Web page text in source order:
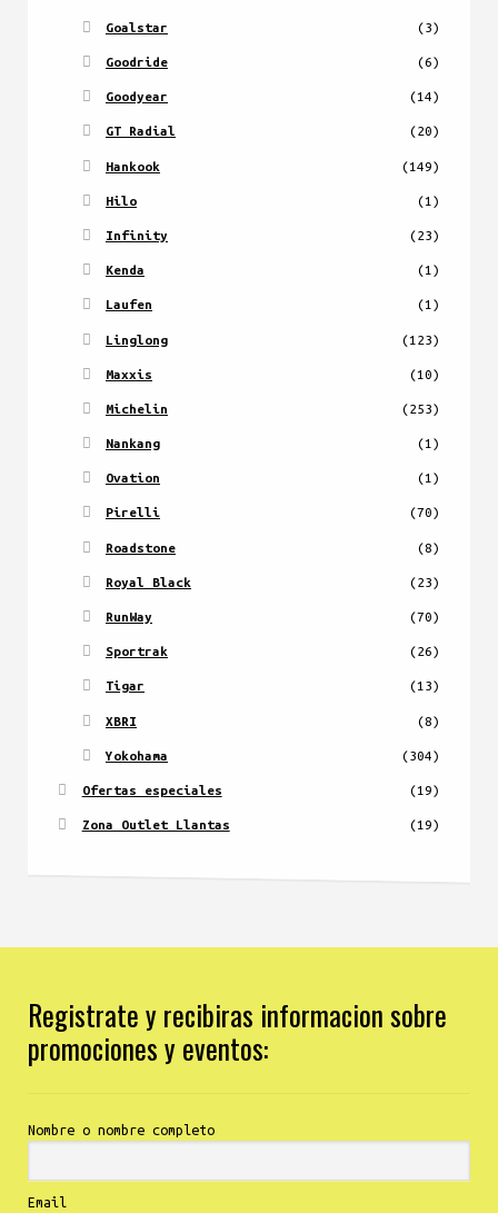
Goalstar (3)
Goodride (6)
Goodyear (14)
GT Radial (20)
Hankook (149)
Hilo (1)
Infinity (23)
Kenda (1)
Laufen (1)
Linglong (123)
Maxxis (10)
Michelin (253)
Nankang (1)
Ovation (1)
Pirelli (70)
Roadstone (8)
Royal Black (23)
RunWay (70)
Sportrak (26)
Tigar (13)
XBRI (8)
Yokohama (304)
Ofertas especiales (19)
Zona Outlet Llantas (19)
Registrate y recibiras informacion sobre
promociones y eventos:
Nombre o nombre completo
Email